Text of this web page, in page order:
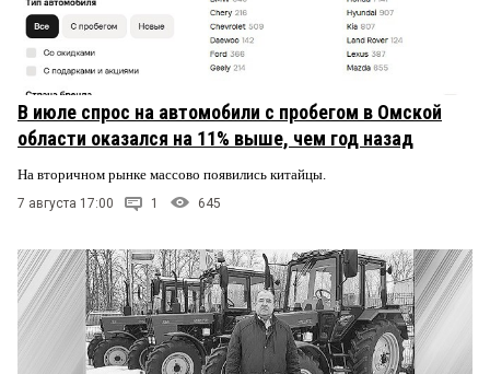
В июле спрос на автомобили с пробегом в Омской
области оказался на 11% выше, чем год назад
На вторичном рынке массово появились китайцы.
7 августа 17:00 1 645